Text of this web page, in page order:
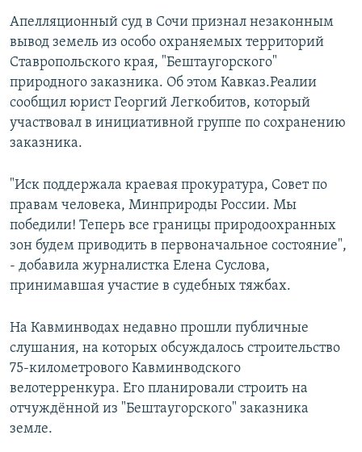
Все сайты РСЕ/РС
Апелляционный суд в Сочи признал незаконным
вывод земель из особо охраняемых территорий
Ставропольского края, "Бештаугорского"
природного заказника. Об этом Кавказ.Реалии
сообщил юрист Георгий Легкобитов, который
участвовал в инициативной группе по сохранению
заказника.
"Иск поддержала краевая прокуратура, Совет по
правам человека, Минприроды России. Мы
победили! Теперь все границы природоохранных
зон будем приводить в первоначальное состояние",
- добавила журналистка Елена Суслова,
принимавшая участие в судебных тяжбах.
На Кавминводах недавно прошли публичные
слушания, на которых обсуждалось строительство
75-километрового Кавминводского
велотерренкура. Его планировали строить на
отчуждённой из "Бештаугорского" заказника
земле.